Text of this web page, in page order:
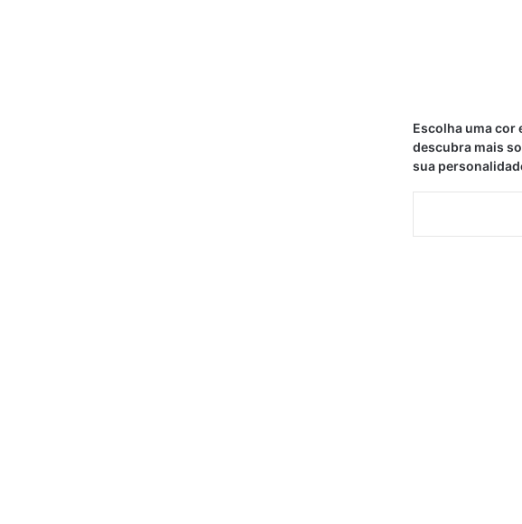
Escolha uma cor
descubra mais
sua